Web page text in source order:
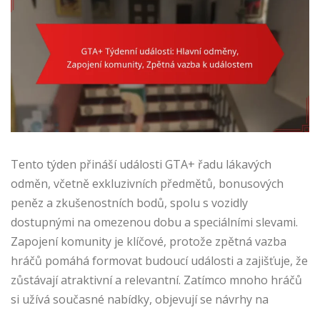
Tento týden přináší události GTA+ řadu lákavých
odměn, včetně exkluzivních předmětů, bonusových
peněz a zkušenostních bodů, spolu s vozidly
dostupnými na omezenou dobu a speciálními slevami.
Zapojení komunity je klíčové, protože zpětná vazba
hráčů pomáhá formovat budoucí události a zajišťuje, že
zůstávají atraktivní a relevantní. Zatímco mnoho hráčů
si užívá současné nabídky, objevují se návrhy na